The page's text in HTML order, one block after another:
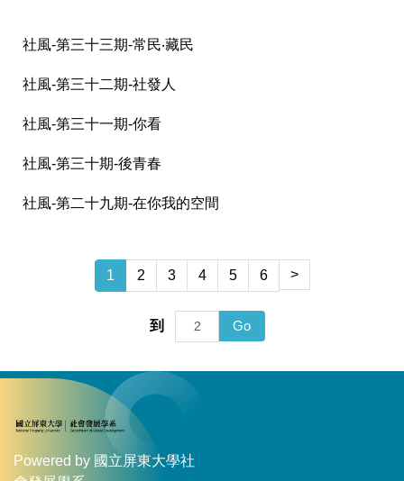
社風-第三十三期-常民‧藏民
社風-第三十二期-社發人
社風-第三十一期-你看
社風-第三十期-後青春
社風-第二十九期-在你我的空間
1 2 3 4 5 6 >
到 Go
Powered by 國立屏東大學社